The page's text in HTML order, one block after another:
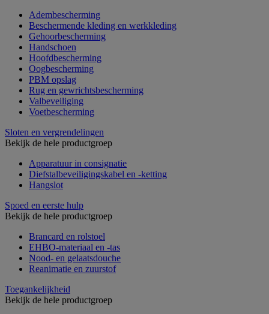
Adembescherming
Beschermende kleding en werkkleding
Gehoorbescherming
Handschoen
Hoofdbescherming
Oogbescherming
PBM opslag
Rug en gewrichtsbescherming
Valbeveiliging
Voetbescherming
Sloten en vergrendelingen
Bekijk de hele productgroep
Apparatuur in consignatie
Diefstalbeveiligingskabel en -ketting
Hangslot
Spoed en eerste hulp
Bekijk de hele productgroep
Brancard en rolstoel
EHBO-materiaal en -tas
Nood- en gelaatsdouche
Reanimatie en zuurstof
Toegankelijkheid
Bekijk de hele productgroep